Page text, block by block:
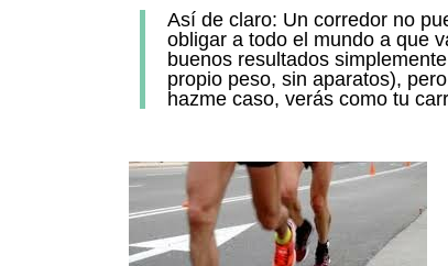
Así de claro: Un corredor no
obligar a todo el mundo a que
buenos resultados
propio peso, sin aparatos),
hazme caso, verás como tu